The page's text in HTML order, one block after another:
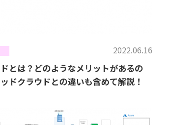
2022.06.16
とは？どのようなメリットがあるの
ドクラウドとの違いも含めて解説！